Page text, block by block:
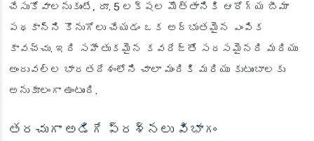
చేసుకోవాలనుకుంటే, రూ. 5 లక్షల మొత్తానికి ఆరోగ్య బీమా
పథకాన్ని కొనుగోలు చేయడం ఒక అద్భుతమైన ఎంపిక
కావచ్చు. ఇది సహేతుకమైన కవరేజ్‌తో సరసమైనది మరియు
అందువల్ల భారతదేశంలోని చాలా మందికి మరియు కుటుంబాలకు
అనుకూలంగా ఉంటుంది.
తరచుగా అడిగే ప్రశ్నలు విభాగం